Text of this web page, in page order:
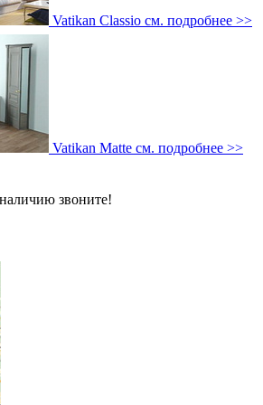
Vatikan Classio см. подробнее >>
Vatikan Matte см. подробнее >>
звоните!